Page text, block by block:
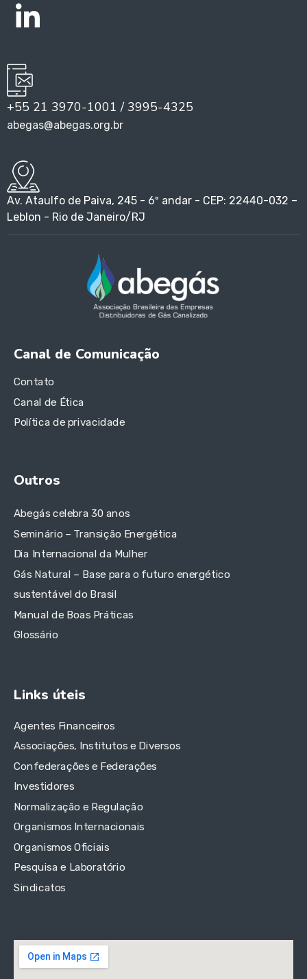
+55 21 3970-1001 / 3995-4325
abegas@abegas.org.br
Av. Ataulfo de Paiva, 245 - 6º andar - CEP: 22440-032 –
Leblon - Rio de Janeiro/RJ
Canal de Comunicação
Contato
Canal de Ética
Política de privacidade
Outros
Abegás celebra 30 anos
Seminário – Transição Energética
Dia Internacional da Mulher
Gás Natural – Base para o futuro energético
sustentável do Brasil
Manual de Boas Práticas
Glossário
Links úteis
Agentes Financeiros
Associações, Institutos e Diversos
Confederações e Federações
Investidores
Normalização e Regulação
Organismos Internacionais
Organismos Oficiais
Pesquisa e Laboratório
Sindicatos